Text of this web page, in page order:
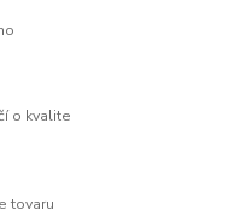
o kvalite
tovaru